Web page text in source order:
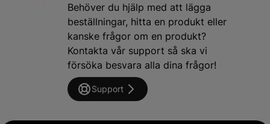
Behöver du hjälp med att lägga
beställningar, hitta en produkt eller
kanske frågor om en produkt?
Kontakta vår support så ska vi
försöka besvara alla dina frågor!
Support